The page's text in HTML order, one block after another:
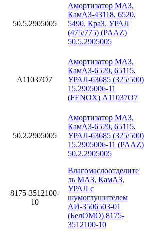
50.5.2905005
Амортизатор МАЗ,
КамАЗ-43118, 6520,
5490, КраЗ, УРАЛ
(475/775) (PAAZ)
50.5.2905005
A11037O7
Амортизатор МАЗ,
КамАЗ-6520, 65115,
УРАЛ-63685 (325/500)
15.2905006-11
(FENOX) A11037O7
50.2.2905005
Амортизатор МАЗ,
КамАЗ-6520, 65115,
УРАЛ-63685 (325/500)
15.2905006-11 (PAAZ)
50.2.2905005
8175-3512100-
10
Влагомаслоотделите
ль МАЗ, КамАЗ,
УРАЛ с
шумоглушителем
АИ-3506503-01
(БелОМО) 8175-
3512100-10